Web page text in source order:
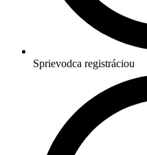
Sprievodca registráciou